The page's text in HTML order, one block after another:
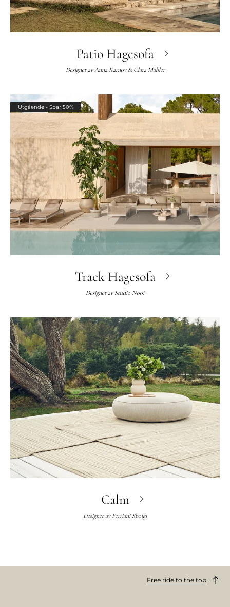
Patio Hagesofa
Designet av Anna Karnov & Clara Mahler
Utgående - Spar 50%
Track Hagesofa
Designet av Studio Nooi
Calm
Designet av Ferriani Sbolgi
Free ride to the top